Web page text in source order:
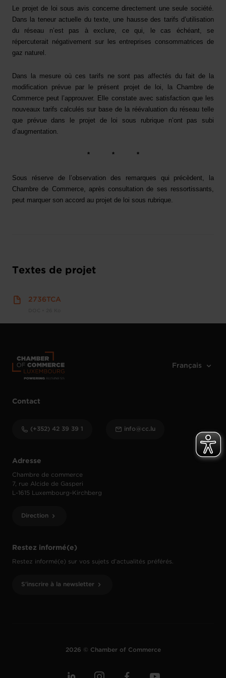
Le projet de loi sous avis concerne directement une seule société.
Dans la teneur actuelle du texte, une hausse des tarifs d’utilisation
du réseau n’est pas à exclure, ce qui, le cas échéant, se
répercuterait négativement sur les entreprises consommatrices de
gaz naturel.
Dans la mesure où ces tarifs ne sont pas affectés du fait de la
modification prévue par le présent projet de loi, la Chambre de
Commerce peut l’approuver. Elle constate avec satisfaction que les
nouveaux tarifs calculés sur base de la réévaluation du réseau telle
que prévue dans le projet de loi sous rubrique n’ont pas subi
d’augmentation.
* * *
Sous réserve de l’observation des remarques qui précèdent, la
Chambre de Commerce, après consultation de ses ressortissants,
peut marquer son accord au projet de loi sous rubrique.
Textes de projet
2736TCA
Restez informé(e)
Restez informé(e) sur vos sujets d’actualités préférés.
S'inscrire à la newsletter
Adresse
Chambre de commerce
7, rue Alcide de Gasperi
L-1615 Luxembourg-Kirchberg
Direction
Contact
(+352) 42 39 39 1 info@cc.lu
2026 © Chamber of Commerce